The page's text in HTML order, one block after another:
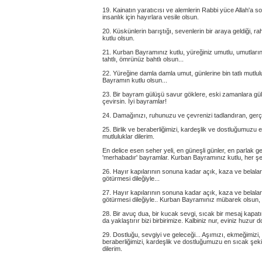
19. Kainatın yaratıcısı ve alemlerin Rabbi yüce
insanlık için hayırlara vesile olsun.
20. Küskünlerin barıştığı, sevenlerin bir araya geldiği,
kutlu olsun.
21. Kurban Bayramınız kutlu, yüreğiniz umutlu,
tahtlı, ömrünüz bahtlı olsun...
22. Yüreğine damla damla umut, günlerine bin tatlı
Bayramın kutlu olsun...
23. Bir bayram gülüşü savur göklere, eski zamanlara
çevirsin. İyi bayramlar!
24. Damağınızı, ruhunuzu ve çevrenizi tadlandıran,
25. Birlik ve beraberliğimizi, kardeşlik ve dostluğumuzu
mutluluklar dilerim.
En delice esen seher yeli, en güneşli günler, en parlak
'merhabadır' bayramlar. Kurban Bayramınız kutlu, her
26. Hayır kapılarının sonuna kadar açık, kaza ve
götürmesi dileğiyle...
27. Hayır kapılarının sonuna kadar açık, kaza ve
götürmesi dileğiyle.. Kurban Bayramınız mübarek
28. Bir avuç dua, bir kucak sevgi, sıcak bir mesaj
da yaklaştırır bizi birbirimize. Kalbiniz nur, eviniz huzur
29. Dostluğu, sevgiyi ve geleceği... Aşımızı, ekmeğimizi,
beraberliğimizi, kardeşlik ve dostluğumuzu en sıcak
dilerim.